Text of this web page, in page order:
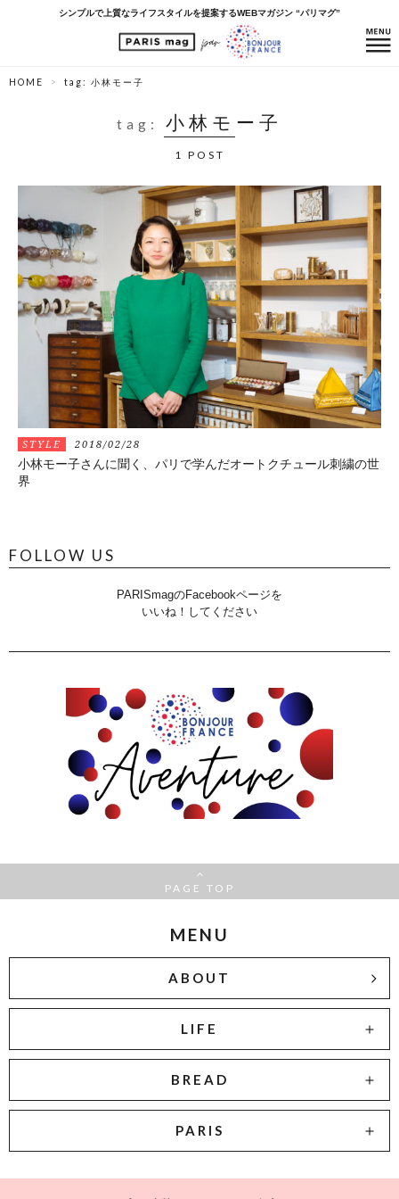
シンプルで上質なライフスタイルを提案するWEBマガジン “パリマグ”
HOME tag: 小林モー子
tag: 小林モー子
1 POST
STYLE 2018/02/28
小林モー子さんに聞く、パリで学んだオートクチュール刺繍の世
界
FOLLOW US
PARISmagのFacebookページを
いいね！してください
PAGE TOP
MENU
ABOUT
LIFE
BREAD
PARIS